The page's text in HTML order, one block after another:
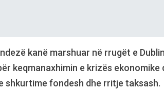
kanë marshuar në rrugët e
keqmanaxhimin e krizës
shkurtime fondesh dhe rritje taksash.